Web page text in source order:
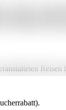
Tage vor
können meist
den ggf. bereits
Reisen